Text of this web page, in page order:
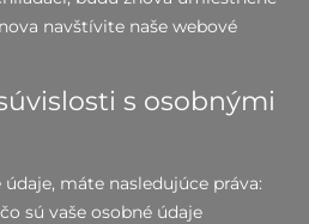
navštívite naše webové
s osobnými
máte nasledujúce práva:
sú vaše osobné údaje